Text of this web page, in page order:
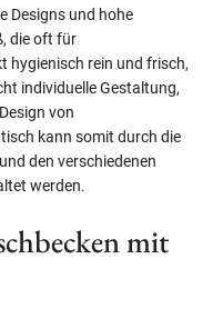
Designs und hohe
die oft für
hygienisch rein und frisch,
individuelle Gestaltung,
von
kann somit durch die
den verschiedenen
werden.
mit